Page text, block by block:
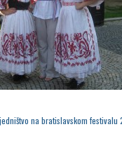
na bratislavskom